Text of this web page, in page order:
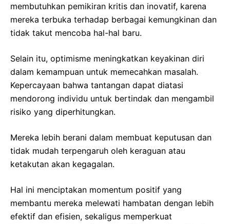
membutuhkan pemikiran kritis dan inovatif, karena
mereka terbuka terhadap berbagai kemungkinan dan
tidak takut mencoba hal-hal baru.
Selain itu, optimisme meningkatkan keyakinan diri
dalam kemampuan untuk memecahkan masalah.
Kepercayaan bahwa tantangan dapat diatasi
mendorong individu untuk bertindak dan mengambil
risiko yang diperhitungkan.
Mereka lebih berani dalam membuat keputusan dan
tidak mudah terpengaruh oleh keraguan atau
ketakutan akan kegagalan.
Hal ini menciptakan momentum positif yang
membantu mereka melewati hambatan dengan lebih
efektif dan efisien, sekaligus memperkuat